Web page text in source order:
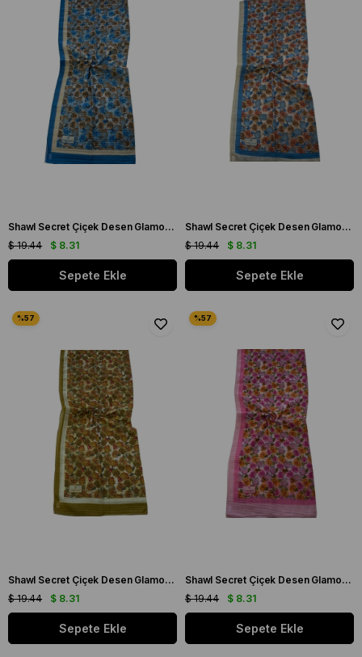
Shawl Secret Çiçek Desen Glamour Şal Mavi 54269
$ 8.31
$ 19.44
Sepete Ekle
Shawl Secret Çiçek Desen Glamour Şal Mavi 54271
$ 8.31
$ 19.44
Sepete Ekle
Shawl Secret Çiçek Desen Glamour Şal Yağ Yeşili 54272
$ 8.31
$ 19.44
Sepete Ekle
Shawl Secret Çiçek Desen Glamour Şal Pembe 54274
$ 8.31
$ 19.44
Sepete Ekle